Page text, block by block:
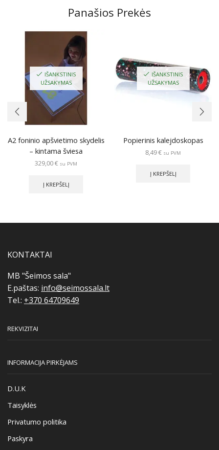
Panašios Prekės
IŠANKSTINIS
UŽSAKYMAS
A2 foninio apšvietimo skydelis
– kintama šviesa
329,00€ su PVM
Į KREPŠELĮ
IŠANKSTINIS
UŽSAKYMAS
Popierinis kalejdoskopas
8,49€ su PVM
Į KREPŠELĮ
KONTAKTAI
MB "Šeimos sala"
E.paštas: info@seimossala.lt
Tel.: +370 64709649
REKVIZITAI
INFORMACIJA PIRKĖJAMS
D.U.K
Taisyklės
Privatumo politika
Paskyra